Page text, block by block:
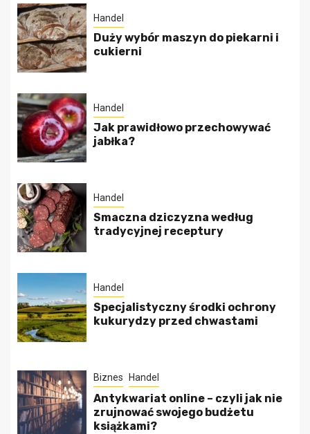
Handel
Duży wybór maszyn do piekarni i
cukierni
Handel
Jak prawidłowo przechowywać
jabłka?
Handel
Smaczna dziczyzna według
tradycyjnej receptury
Handel
Specjalistyczny środki ochrony
kukurydzy przed chwastami
Biznes Handel
Antykwariat online – czyli jak nie
zrujnować swojego budżetu
książkami?